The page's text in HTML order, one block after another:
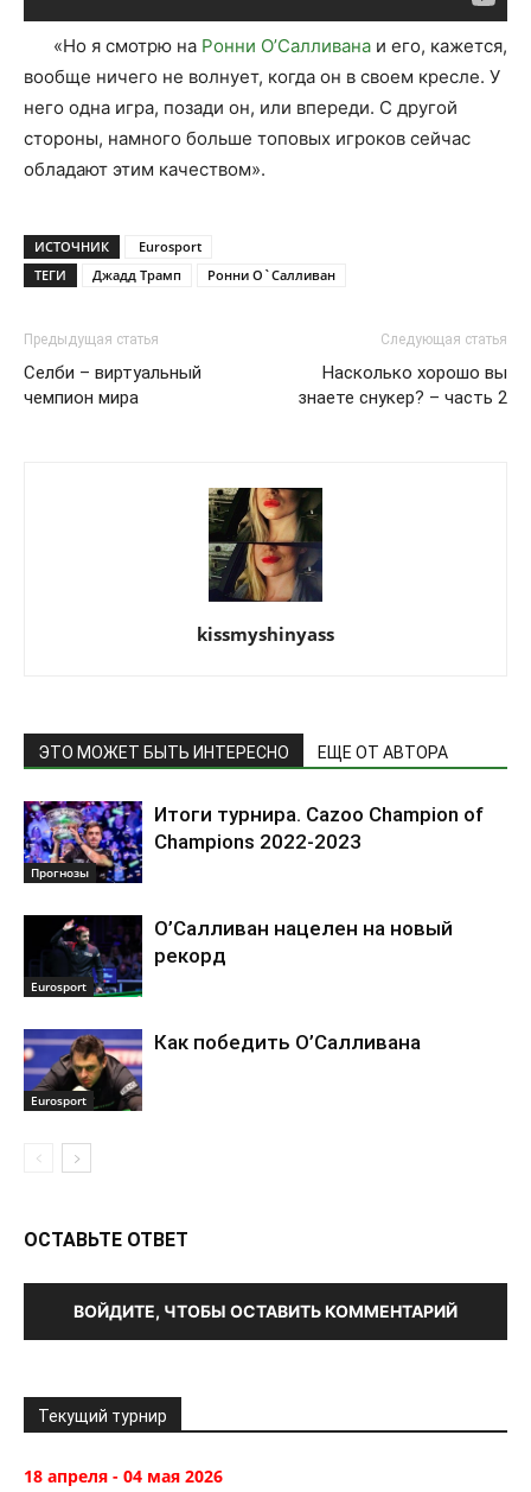
«Но я смотрю на Ронни О’Салливана и его, кажется,
вообще ничего не волнует, когда он в своем кресле. У
него одна игра, позади он, или впереди. С другой
стороны, намного больше топовых игроков сейчас
обладают этим качеством».
ИСТОЧНИК
Eurosport
ТЕГИ
Джадд Трамп Ронни О`Салливан
Предыдущая статья
Селби – виртуальный
чемпион мира
Следующая статья
Насколько хорошо вы
знаете снукер? – часть 2
kissmyshinyass
ЭТО МОЖЕТ БЫТЬ ИНТЕРЕСНО ЕЩЕ ОТ АВТОРА
Прогнозы
Итоги турнира. Cazoo Champion of
Champions 2022-2023
Eurosport
О’Салливан нацелен на новый
рекорд
Eurosport
Как победить О’Салливана
ОСТАВЬТЕ ОТВЕТ
ВОЙДИТЕ, ЧТОБЫ ОСТАВИТЬ КОММЕНТАРИЙ
Текущий турнир
18 апреля - 04 мая 2026